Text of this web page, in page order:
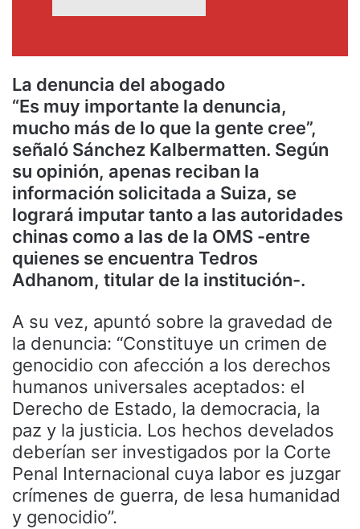
La denuncia del abogado
“Es muy importante la denuncia,
mucho más de lo que la gente cree”,
señaló Sánchez Kalbermatten. Según
su opinión, apenas reciban la
información solicitada a Suiza, se
logrará imputar tanto a las autoridades
chinas como a las de la OMS -entre
quienes se encuentra Tedros
Adhanom, titular de la institución-.
A su vez, apuntó sobre la gravedad de
la denuncia: “Constituye un crimen de
genocidio con afección a los derechos
humanos universales aceptados: el
Derecho de Estado, la democracia, la
paz y la justicia. Los hechos develados
deberían ser investigados por la Corte
Penal Internacional cuya labor es juzgar
crímenes de guerra, de lesa humanidad
y genocidio”.